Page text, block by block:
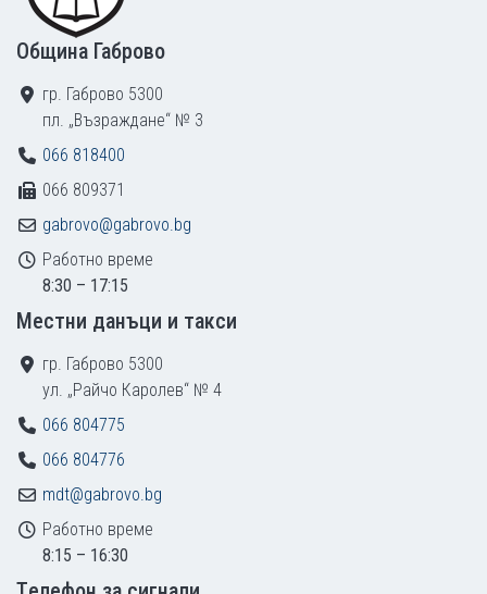
Община Габрово
гр. Габрово 5300
пл. „Възраждане“ № 3
066 818400
066 809371
gabrovo@gabrovo.bg
Работно време
8:30 – 17:15
Местни данъци и такси
гр. Габрово 5300
ул. „Райчо Каролев“ № 4
066 804775
066 804776
mdt@gabrovo.bg
Работно време
8:15 – 16:30